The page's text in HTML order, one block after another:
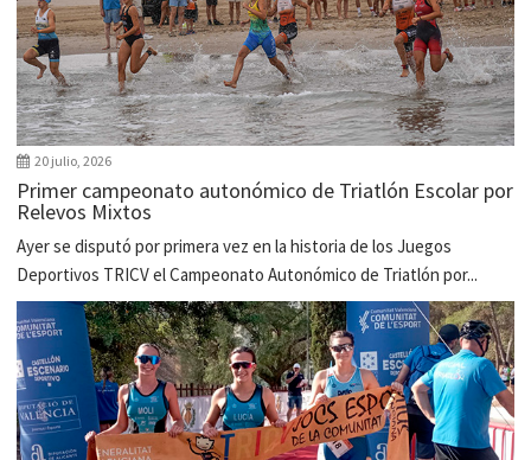
20 julio, 2026
Primer campeonato autonómico de Triatlón Escolar por
Relevos Mixtos
Ayer se disputó por primera vez en la historia de los Juegos
Deportivos TRICV el Campeonato Autonómico de Triatlón por...